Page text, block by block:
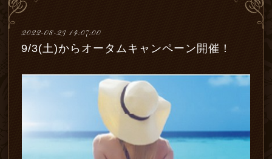
2022-08-23 14:07:00
9/3(土)からオータムキャンペーン開催！